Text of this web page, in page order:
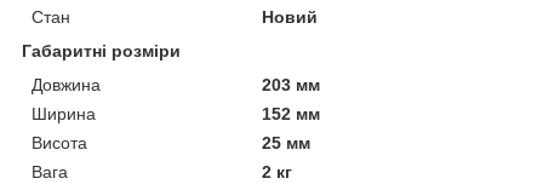
Стан
Новий
Габаритні розміри
Довжина
203 мм
Ширина
152 мм
Висота
25 мм
Вага
2 кг